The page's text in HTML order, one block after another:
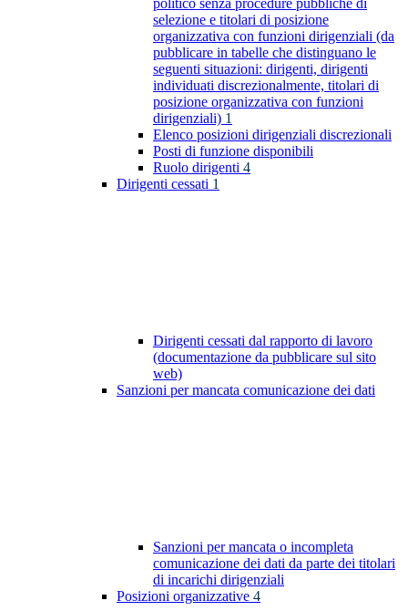
politico senza procedure pubbliche di
selezione e titolari di posizione
organizzativa con funzioni dirigenziali (da
pubblicare in tabelle che distinguano le
seguenti situazioni: dirigenti, dirigenti
individuati discrezionalmente, titolari di
posizione organizzativa con funzioni
dirigenziali) 1
Elenco posizioni dirigenziali discrezionali
Posti di funzione disponibili
Ruolo dirigenti 4
Dirigenti cessati 1
Dirigenti cessati dal rapporto di lavoro
(documentazione da pubblicare sul sito
web)
Sanzioni per mancata comunicazione dei dati
Sanzioni per mancata o incompleta
comunicazione dei dati da parte dei titolari
di incarichi dirigenziali
Posizioni organizzative 4